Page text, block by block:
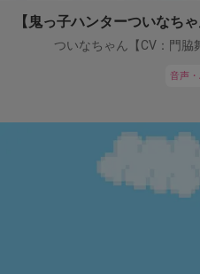
ついなちゃん【CV：門脇
音声